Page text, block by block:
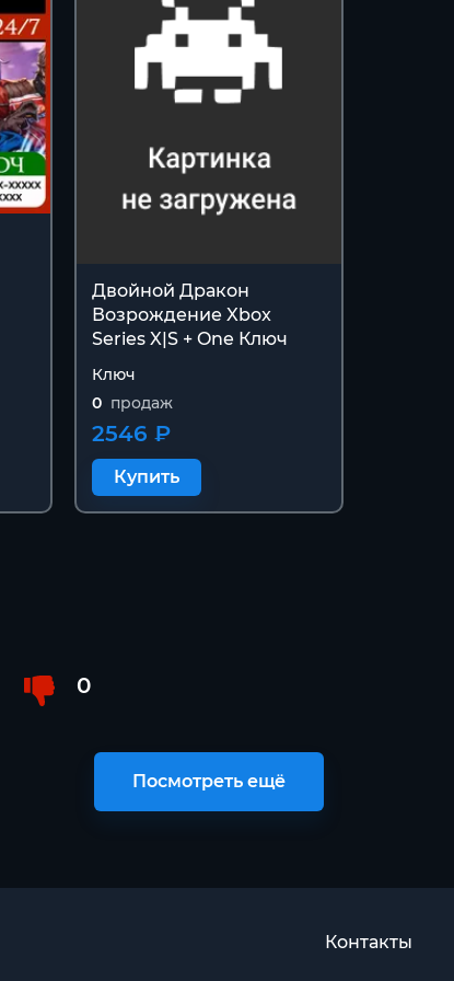
Двойной Дракон
Возрождение Xbox
Series X|S + One Ключ
Ключ
0 продаж
2546 ₽
Купить
0
Посмотреть ещё
Контакты